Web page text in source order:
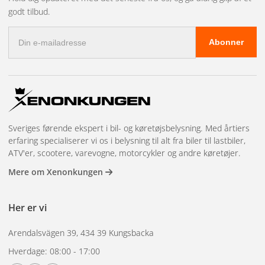
lavere lysudbytte.
Standard vs. ydeevne
Standardlamper
den billigste løsning. De giver præcis samme lysmønster og
udskiftning, når en pære går i stykker.
Presta-lamper (f.eks. OSRAM Night Breaker og Philips
RacingVision) bruger optimeret gassammensætning og
effekt. Resultatet er op til 150% mere lys på vejen
farvetemperatur. Levetiden er normalt lidt kortere end
standard.
godt tilbud.
mail-
adresse
Abonner
Sveriges førende ekspert i bil- og køretøjsbelysning. Med årtiers
erfaring specialiserer vi os i belysning til alt fra biler til lastbiler,
ATV'er, scootere, varevogne, motorcykler og andre køretøjer.
Mere om Xenonkungen
Her er vi
Arendalsvägen 39, 434 39 Kungsbacka
Hverdage: 08:00 - 17:00